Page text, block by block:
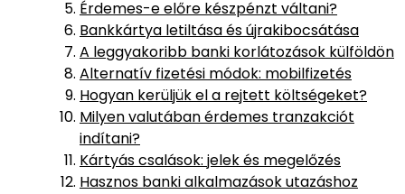
Érdemes-e előre készpénzt váltani?
Bankkártya letiltása és újrakibocsátása
A leggyakoribb banki korlátozások külföldön
Alternatív fizetési módok: mobilfizetés
Hogyan kerüljük el a rejtett költségeket?
Milyen valutában érdemes tranzakciót
indítani?
Kártyás csalások: jelek és megelőzés
Hasznos banki alkalmazások utazáshoz